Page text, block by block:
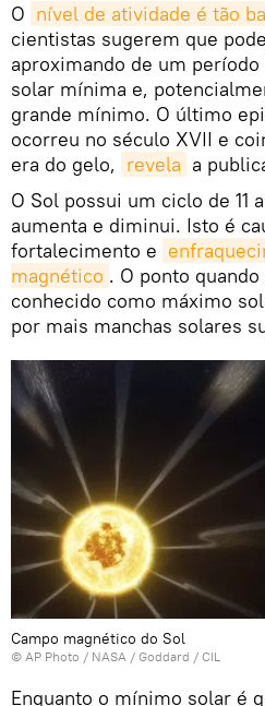
O nível de atividade é tão
cientistas sugerem que
aproximando de um
solar mínima e,
grande mínimo. O último
ocorreu no século XVII e
era do gelo, revela a
O Sol possui um ciclo de 11
aumenta e diminui. Isto é
fortalecimento e
magnético . O ponto
conhecido como máximo
por mais manchas solares
Campo magnético do Sol
© AP Photo / NASA / Goddard / CIL
Enquanto o mínimo solar é